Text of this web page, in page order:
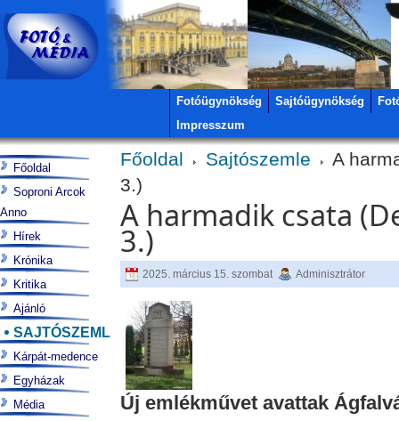
Fotóügynökség Sajtóügynökség
Impresszum
Főoldal Sajtószemle
A
3.)
A harmadik csata
3.)
2025. március 15. szombat Adminisztrátor
Új emlékművet avattak
Főoldal
Soproni Arcok
Anno
Hírek
Krónika
Kritika
Ajánló
SAJTÓSZEMLE
Kárpát-medence
Egyházak
Média